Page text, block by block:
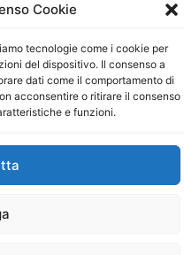
Cookie
tecnologie come i cookie per
del dispositivo. Il consenso a
dati come il comportamento di
acconsentire o ritirare il consenso
e funzioni.